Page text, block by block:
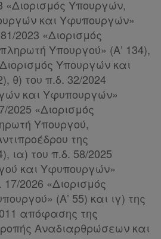
«Διορισμός Υπουργών,
και Υφυπουργών»
2023 «Διορισμός
Υπουργού» (Α’ 134),
Υπουργών και
θ) του π.δ. 32/2024
και Υφυπουργών»
2025 «Διορισμός
Υπουργού,
της
ια) του π.δ. 58/2025
και Υφυπουργών»
17/2026 «Διορισμός
(Α’ 55) και ιγ) της
απόφασης της
Αναδιαρθρώσεων και